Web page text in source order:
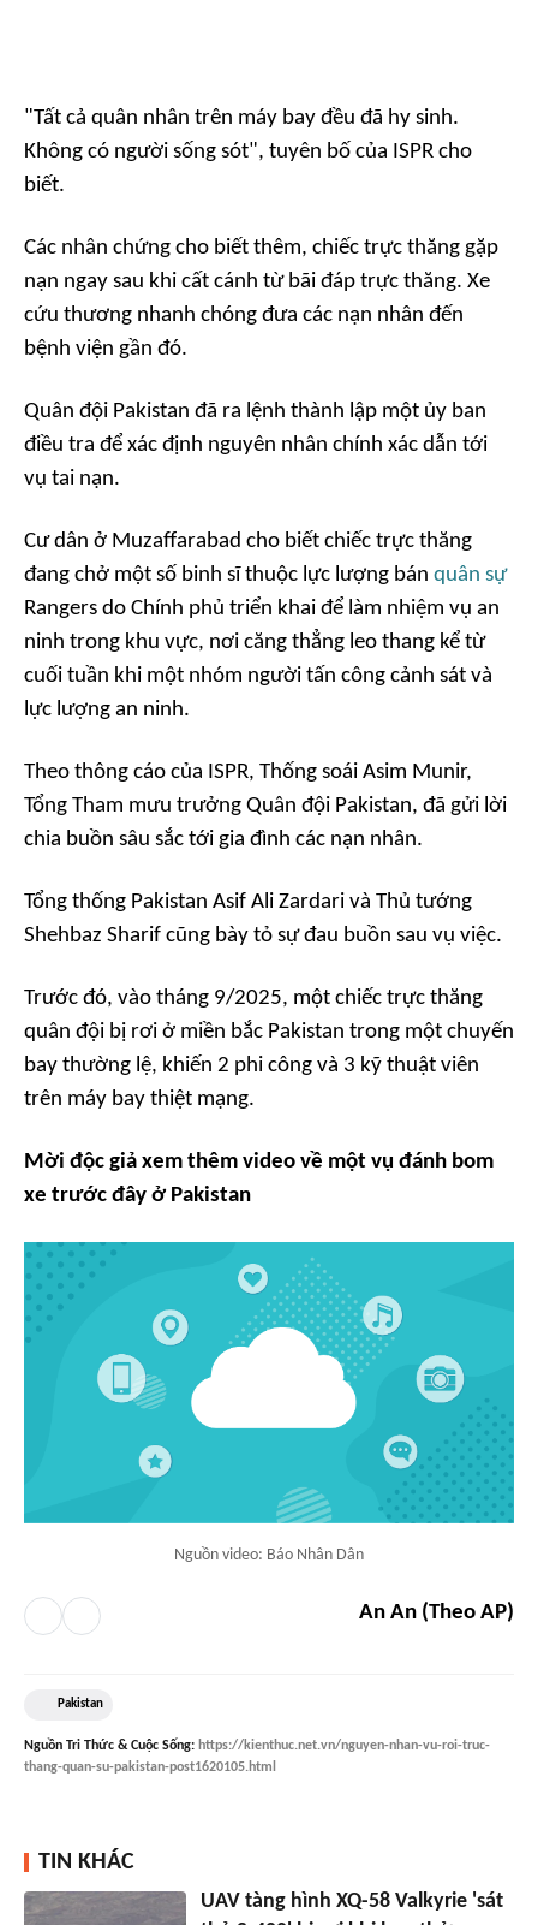
"Tất cả quân nhân trên máy bay đều đã hy sinh.
Không có người sống sót", tuyên bố của ISPR cho
biết.
Các nhân chứng cho biết thêm, chiếc trực thăng gặp
nạn ngay sau khi cất cánh từ bãi đáp trực thăng. Xe
cứu thương nhanh chóng đưa các nạn nhân đến
bệnh viện gần đó.
Quân đội Pakistan đã ra lệnh thành lập một ủy ban
điều tra để xác định nguyên nhân chính xác dẫn tới
vụ tai nạn.
Cư dân ở Muzaffarabad cho biết chiếc trực thăng
đang chở một số binh sĩ thuộc lực lượng bán quân sự
Rangers do Chính phủ triển khai để làm nhiệm vụ an
ninh trong khu vực, nơi căng thẳng leo thang kể từ
cuối tuần khi một nhóm người tấn công cảnh sát và
lực lượng an ninh.
Theo thông cáo của ISPR, Thống soái Asim Munir,
Tổng Tham mưu trưởng Quân đội Pakistan, đã gửi lời
chia buồn sâu sắc tới gia đình các nạn nhân.
Tổng thống Pakistan Asif Ali Zardari và Thủ tướng
Shehbaz Sharif cũng bày tỏ sự đau buồn sau vụ việc.
Trước đó, vào tháng 9/2025, một chiếc trực thăng
quân đội bị rơi ở miền bắc Pakistan trong một chuyến
bay thường lệ, khiến 2 phi công và 3 kỹ thuật viên
trên máy bay thiệt mạng.
Mời độc giả xem thêm video về một vụ đánh bom
xe trước đây ở Pakistan
Nguồn video: Báo Nhân Dân
An An (Theo AP)
Pakistan
Nguồn Tri Thức & Cuộc Sống: https://kienthuc.net.vn/nguyen-nhan-vu-roi-truc-
thang-quan-su-pakistan-post1620105.html
TIN KHÁC
UAV tàng hình XQ-58 Valkyrie 'sát